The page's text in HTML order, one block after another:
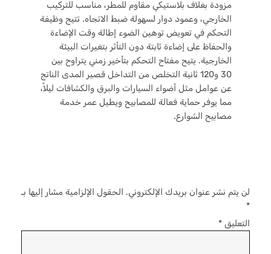
مزودة بغلاف بلاستيكي مقاوم للمطر، مناسب للتركيب
الخارجي، وعمود دوار لسهولة ضبط الاتجاه. تتيح وظيفة
التحكم في تعويض توهين الضوء إطالة وقت الإضاءة
والحفاظ على إضاءة ثابتة دون التأثر بتغيرات البيئة
الخارجية. يتيح مفتاح التحكم بتأخير زمني يتراوح بين
30 و120 ثانية التخلص من التداخل قصير المدى الناتج
عن عوامل مثل أضواء السيارات والبرق والكشافات ليلاً،
مما يوفر حماية فعالة للمصابيح ويطيل عمر خدمة
مصابيح الشوارع.
لن يتم نشر عنوان بريدك الإلكتروني. الحقول الإلزامية مشار إليها بـ
*
التعليق *